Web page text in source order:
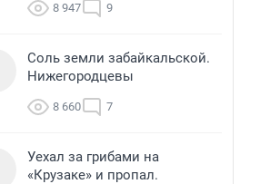
8 947 9
Соль земли забайкальской.
Нижегородцевы
8 660 7
Уехал за грибами на
«Крузаке» и пропал.